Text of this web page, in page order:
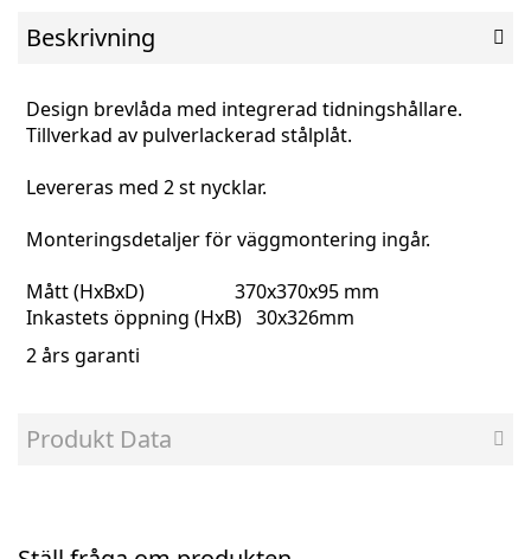
Beskrivning
Design brevlåda med integrerad tidningshållare.
Tillverkad av pulverlackerad stålplåt.
Levereras med 2 st nycklar.
Monteringsdetaljer för väggmontering ingår.
Mått (HxBxD) 370x370x95 mm
Inkastets öppning (HxB) 30x326mm
2 års garanti
Produkt Data